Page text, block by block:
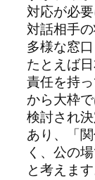
対応が必
対話相手
多様な窓
たとえば
責任を持
から大枠
検討され
あり、「
く、公の
と考えます